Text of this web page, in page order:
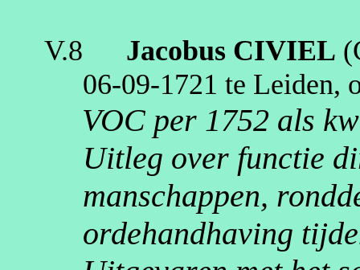
V.8 Jacobus CIVIEL (
06‑09‑1721 te Leiden,
VOC per 1752 als
Uitleg over functie
manschappen,
ordehandhaving